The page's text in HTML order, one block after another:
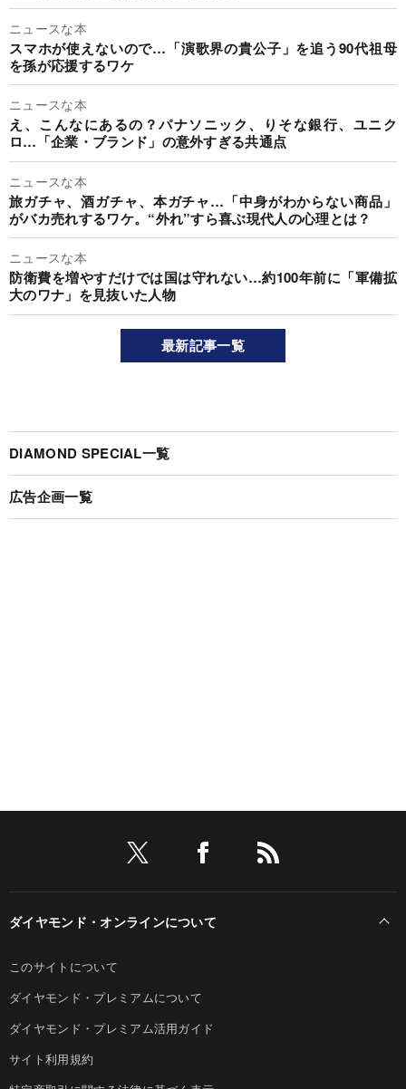
ニュースな本
スマホが使えないので…「演歌界の貴公子」を追う90代祖母
を孫が応援するワケ
ニュースな本
え、こんなにあるの？パナソニック、りそな銀行、ユニク
ロ…「企業・ブランド」の意外すぎる共通点
ニュースな本
旅ガチャ、酒ガチャ、本ガチャ…「中身がわからない商品」
がバカ売れするワケ。“外れ”すら喜ぶ現代人の心理とは？
ニュースな本
防衛費を増やすだけでは国は守れない…約100年前に「軍備拡
大のワナ」を見抜いた人物
最新記事一覧
DIAMOND SPECIAL一覧
広告企画一覧
ダイヤモンド・オンラインについて
このサイトについて
ダイヤモンド・プレミアムについて
ダイヤモンド・プレミアム活用ガイド
サイト利用規約